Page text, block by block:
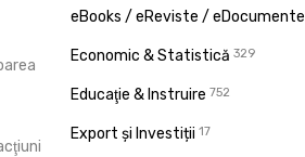
eBooks / eReviste / eDocumente
Economic & Statistică 329
Educaţie & Instruire 752
Export și Investiții 17